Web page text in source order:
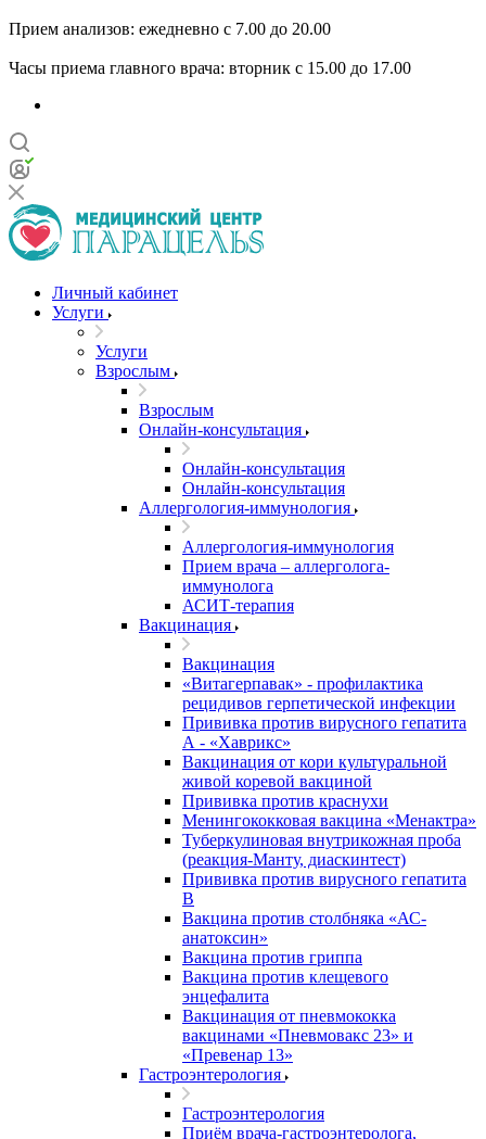
Прием анализов: ежедневно с 7.00 до 20.00
Часы приема главного врача: вторник с 15.00 до 17.00
Личный кабинет
Услуги
Услуги
Взрослым
Взрослым
Онлайн-консультация
Онлайн-консультация
Онлайн-консультация
Аллергология-иммунология
Аллергология-иммунология
Прием врача – аллерголога-
иммунолога
АСИТ-терапия
Вакцинация
Вакцинация
«Витагерпавак» - профилактика
рецидивов герпетической инфекции
Прививка против вирусного гепатита
А - «Хаврикс»
Вакцинация от кори культуральной
живой коревой вакциной
Прививка против краснухи
Менингококковая вакцина «Менактра»
Туберкулиновая внутрикожная проба
(реакция-Манту, диаскинтест)
Прививка против вирусного гепатита
В
Вакцина против столбняка «АС-
анатоксин»
Вакцина против гриппа
Вакцина против клещевого
энцефалита
Вакцинация от пневмококка
вакцинами «Пневмовакс 23» и
«Превенар 13»
Гастроэнтерология
Гастроэнтерология
Приём врача-гастроэнтеролога,